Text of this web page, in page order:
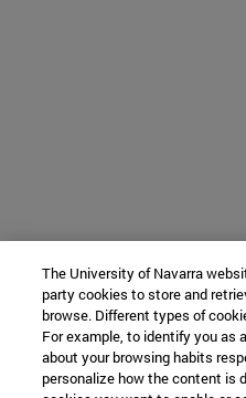
The University of Navarra
party cookies to store and
browse. Different types of
For example, to identify you as
about your browsing habits
personalize how the content is